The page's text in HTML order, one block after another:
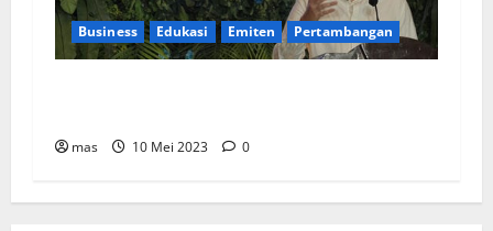
Business Edukasi Emiten Pertambangan
mas 10 Mei 2023 0